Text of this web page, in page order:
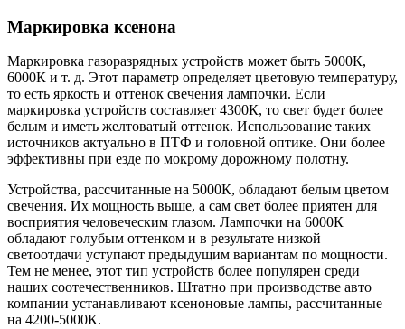
Маркировка ксенона
Маркировка газоразрядных устройств может быть 5000К,
6000К и т. д. Этот параметр определяет цветовую температуру,
то есть яркость и оттенок свечения лампочки. Если
маркировка устройств составляет 4300К, то свет будет более
белым и иметь желтоватый оттенок. Использование таких
источников актуально в ПТФ и головной оптике. Они более
эффективны при езде по мокрому дорожному полотну.
Устройства, рассчитанные на 5000К, обладают белым цветом
свечения. Их мощность выше, а сам свет более приятен для
восприятия человеческим глазом. Лампочки на 6000К
обладают голубым оттенком и в результате низкой
светоотдачи уступают предыдущим вариантам по мощности.
Тем не менее, этот тип устройств более популярен среди
наших соотечественников. Штатно при производстве авто
компании устанавливают ксеноновые лампы, рассчитанные
на 4200-5000К.